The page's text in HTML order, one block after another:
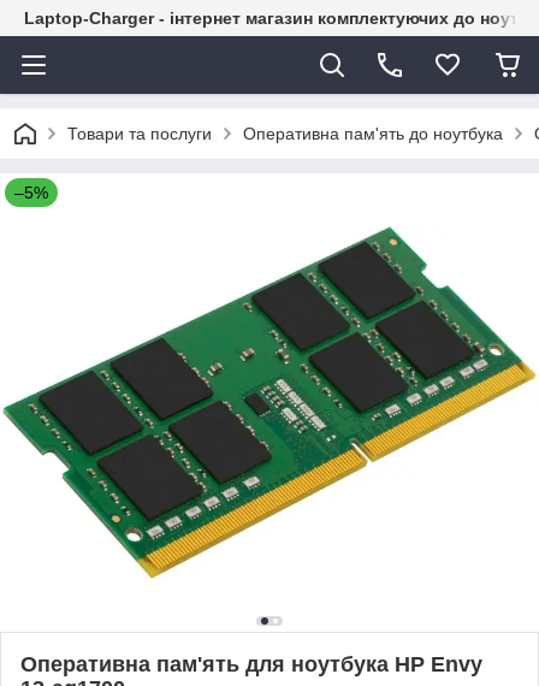
Laptop-Charger - інтернет магазин комплектуючих до
Товари та послуги Оперативна пам'ять до ноутбука
–5%
Оперативна пам'ять для ноутбука HP Envy